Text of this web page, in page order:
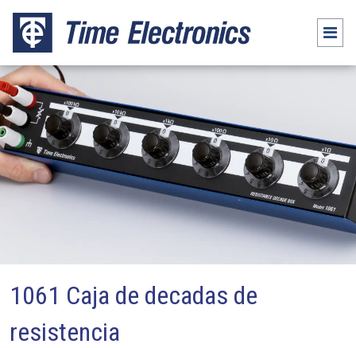
1061 Caja de decadas de
resistencia